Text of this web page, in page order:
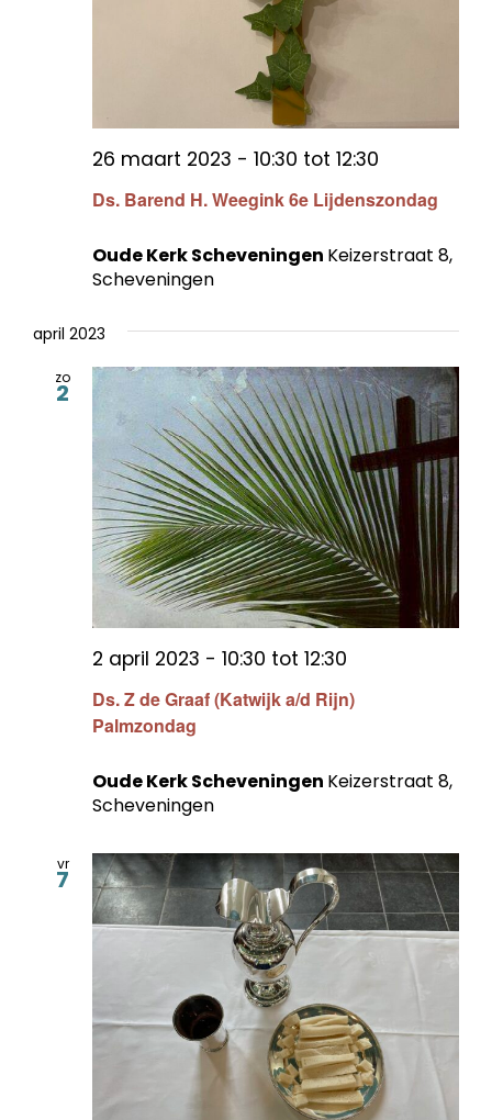
Ds. Barend H. Weegink 6e Lijdenszondag
26 maart 2023 - 10:30 tot 12:30
Oude Kerk Scheveningen Keizerstraat 8,
Scheveningen
april 2023
zo
2
Ds. Z de Graaf (Katwijk a/d Rijn)
Palmzondag
2 april 2023 - 10:30 tot 12:30
Oude Kerk Scheveningen Keizerstraat 8,
Scheveningen
vr
7